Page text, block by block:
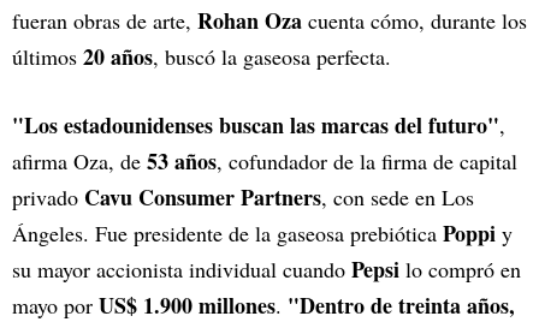
fueran obras de arte, Rohan Oza cuenta cómo, durante los
últimos 20 años, buscó la gaseosa perfecta.
"Los estadounidenses buscan las marcas del futuro",
afirma Oza, de 53 años, cofundador de la firma de capital
privado Cavu Consumer Partners, con sede en Los
Ángeles. Fue presidente de la gaseosa prebiótica Poppi y
su mayor accionista individual cuando Pepsi lo compró en
mayo por US$ 1.900 millones. "Dentro de treinta años,